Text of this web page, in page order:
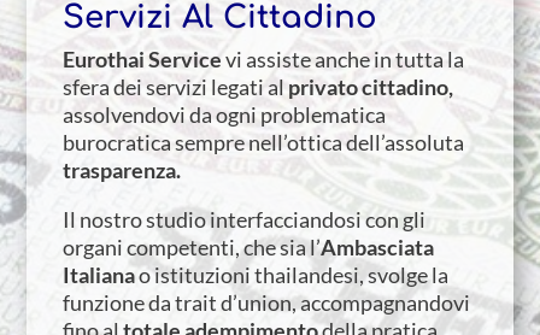
Servizi Al Cittadino
Eurothai Servicevi assiste anche in tutta la
sfera dei servizi legati alprivato cittadino,
assolvendovi da ogni problematica
burocratica sempre nell’ottica dell’assoluta
trasparenza.
Il nostro studio interfacciandosi con gli
organi competenti, che sia l’Ambasciata
Italianao istituzioni thailandesi, svolge la
funzione da trait d’union, accompagnandovi